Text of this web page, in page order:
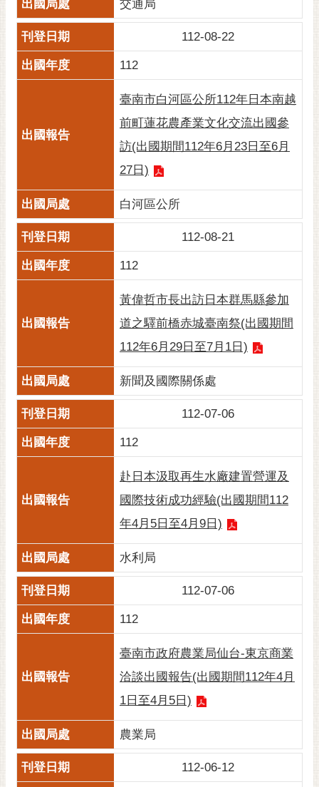
料
開
放
宣
告
交
交通局
112-08-22
112
臺南市白河區公所112年日本南越
前町蓮花農產業文化交流出國參
訪(出國期間112年6月23日至6月
27日)
白河區公所
112-08-21
112
黃偉哲市長出訪日本群馬縣參加
道之驛前橋赤城臺南祭(出國期間
112年6月29日至7月1日)
新聞及國際關係處
112-07-06
112
赴日本汲取再生水廠建置營運及
國際技術成功經驗(出國期間112
年4月5日至4月9日)
水利局
112-07-06
112
臺南市政府農業局仙台-東京商業
洽談出國報告(出國期間112年4月
1日至4月5日)
農業局
112-06-12